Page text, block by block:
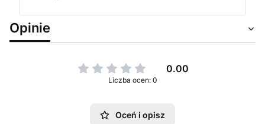
Opinie
0.00
Liczba ocen: 0
Oceń i opisz